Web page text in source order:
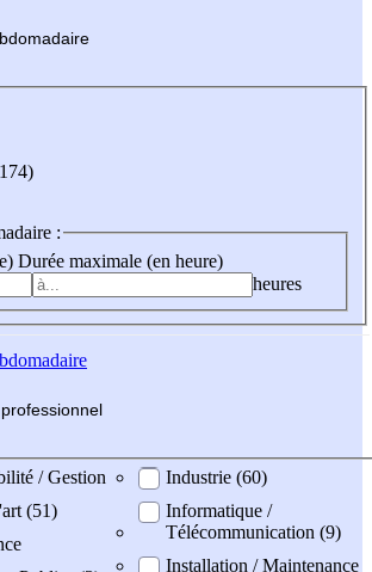
madaire
:
Durée maximale (en heure)
heures
fessionnel
/ Gestion
(51)
Industrie (60)
Informatique /
Télécommunication (9)
Installation / Maintenance